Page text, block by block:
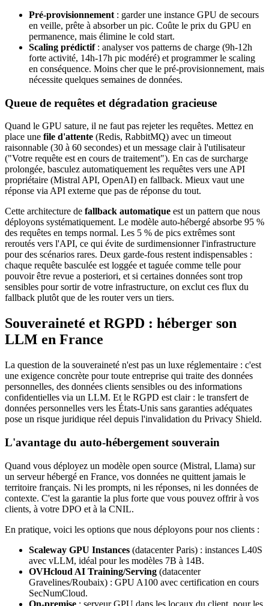
Pré-provisionnement : garder une instance GPU de secours
en veille, prête à absorber un pic. Coûte le prix du GPU en
permanence, mais élimine le cold start.
Scaling prédictif: analyser vos patterns de charge (9h-12h
forte activité, 14h-17h pic modéré) et programmer le scaling
en conséquence. Moins cher que le pré-provisionnement, mais
nécessite quelques semaines de données.
Queue de requêtes et dégradation gracieuse
Quand le GPU sature, il ne faut pas rejeter les requêtes. Mettez en
place une file d'attente (Redis, RabbitMQ) avec un timeout
raisonnable (30 à 60 secondes) et un message clair à l'utilisateur
("Votre requête est en cours de traitement"). En cas de surcharge
prolongée, basculez automatiquement les requêtes vers une API
propriétaire (Mistral API, OpenAI) en fallback. Mieux vaut une
réponse via API externe que pas de réponse du tout.
Cette architecture de fallback automatique est un pattern que nous
déployons systématiquement. Le modèle auto-hébergé absorbe 95 %
des requêtes en temps normal. Les 5 % de pics extrêmes sont
reroutés vers l'API, ce qui évite de surdimensionner l'infrastructure
pour des scénarios rares. Deux garde-fous restent indispensables :
chaque requête basculée est loggée et taguée comme telle pour
pouvoir être revue a posteriori, et si certaines données sont trop
sensibles pour sortir de votre infrastructure, on exclut ces flux du
fallback plutôt que de les router vers un tiers.
Souveraineté et RGPD : héberger son
LLM en France
La question de la souveraineté n'est pas un luxe réglementaire : c'est
une exigence concrète pour toute entreprise qui traite des données
personnelles, des données clients sensibles ou des informations
confidentielles via un LLM. Et le RGPD est clair : le transfert de
données personnelles vers les États-Unis sans garanties adéquates
pose un risque juridique réel depuis l'invalidation du Privacy Shield.
L'avantage du auto-hébergement souverain
Quand vous déployez un modèle open source (Mistral, Llama) sur
un serveur hébergé en France, vos données ne quittent jamais le
territoire français. Ni les prompts, ni les réponses, ni les données de
contexte. C'est la garantie la plus forte que vous pouvez offrir à vos
clients, à votre DPO et à la CNIL.
En pratique, voici les options que nous déployons pour nos clients :
Scaleway GPU Instances (datacenter Paris) : instances L40S
avec vLLM, idéal pour les modèles 7B à 14B.
OVHcloud AI Training/Serving (datacenter
Gravelines/Roubaix) : GPU A100 avec certification en cours
SecNumCloud.
On-premise : serveur GPU dans les locaux du client, pour les